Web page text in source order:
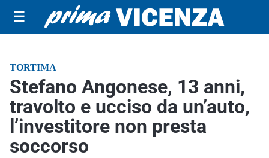
☰
TORTIMA
Stefano Angonese, 13 anni,
travolto e ucciso da un’auto,
l’investitore non presta
soccorso